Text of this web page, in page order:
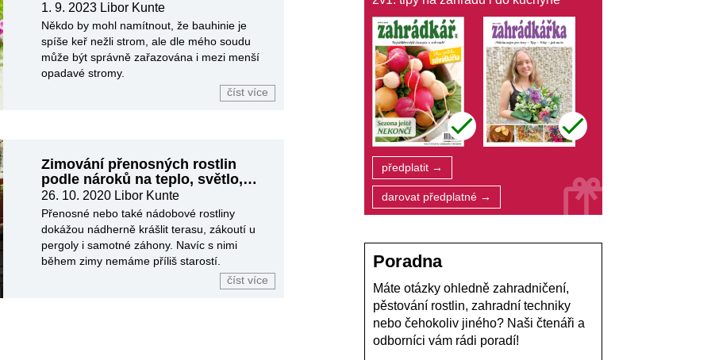
1. 9. 2023 Libor Kunte
Někdo by mohl namítnout, že bauhinie je
spíše keř nežli strom, ale dle mého soudu
může být správně zařazována i mezi menší
opadavé stromy.
číst více
Zimování přenosných rostlin
podle nároků na teplo, světlo,
vláhu
26. 10. 2020 Libor Kunte
Přenosné nebo také nádobové rostliny
dokážou nádherně krášlit terasu, zákoutí u
pergoly i samotné záhony. Navíc s nimi
během zimy nemáme příliš starostí.
číst více
předplatit →
darovat předplatné →
Poradna
Máte otázky ohledně zahradničení,
pěstování rostlin, zahradní techniky
nebo čehokoliv jiného? Naši čtenáři a
odborníci vám rádi poradí!